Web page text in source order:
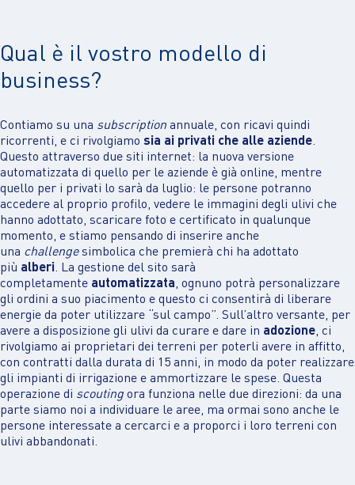
Qual è il vostro modello di
business?
Contiamo su una subscriptionannuale, con ricavi quindi
ricorrenti, e ci rivolgiamo sia ai privati che alle aziende
Questo attraverso due siti internet: la nuova versione
automatizzata di quello per le aziende è già online, mentre
quello per i privati lo sarà da luglio: le persone potranno
accedere al proprio profilo, vedere le immagini degli ulivi che
hanno adottato, scaricare foto e certificato in qualunque
momento, e stiamo pensando di inserire anche
una challengesimbolica che premierà chi ha adottato
più alberi . La gestione del sito sarà
completamente automatizzata , ognuno potrà personalizzare
gli ordini a suo piacimento e questo ci consentirà di liberare
energie da poter utilizzare “sul campo”. Sull’altro versante, per
avere a disposizione gli ulivi da curare e dare in adozione , ci
rivolgiamo ai proprietari dei terreni per poterli avere in affitto,
con contratti dalla durata di 15 anni, in modo da poter realizzare
gli impianti di irrigazione e ammortizzare le spese. Questa
operazione di scoutingora funziona nelle due direzioni: da una
parte siamo noi a individuare le aree, ma ormai sono anche le
persone interessate a cercarci e a proporci i loro terreni con
ulivi abbandonati.